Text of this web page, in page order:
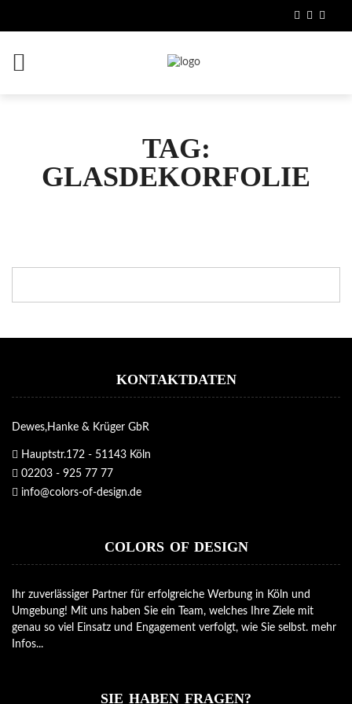
TAG:
GLASDEKORFOLIE
KONTAKTDATEN
Dewes,Hanke & Krüger GbR
Hauptstr.172 - 51143 Köln
02203 - 925 77 77
info@colors-of-design.de
COLORS OF DESIGN
Ihr zuverlässiger Partner für erfolgreiche Werbung in Köln und
Umgebung! Mit uns haben Sie ein Team, welches Ihre Ziele mit
genau so viel Einsatz und Engagement verfolgt, wie Sie selbst. mehr
Infos...
SIE HABEN FRAGEN?